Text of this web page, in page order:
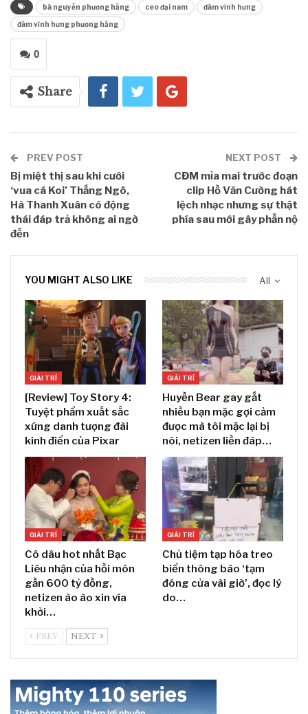
bà nguyễn phương hằng ceo đại nam đàm vĩnh hưng
đàm vĩnh hưng phương hằng
0
Share
PREV POST
Bị miệt thị sau khi cưới
‘vua cá Koi’ Thắng Ngô,
Hà Thanh Xuân có động
thái đáp trả không ai ngờ
đến
NEXT POST
CĐM mỉa mai trước đoạn
clip Hồ Văn Cường hát
lệch nhạc nhưng sự thật
phía sau mới gây phẫn nộ
All
YOU MIGHT ALSO LIKE
GIẢI TRÍ
[Review] Toy Story 4:
Tuyệt phẩm xuất sắc
xứng danh tượng đài
kinh điển của Pixar
GIẢI TRÍ
Huyền Bear gay gắt
nhiều bạn mặc gợi cảm
được mà tôi mặc lại bị
nói, netizen liền đáp…
GIẢI TRÍ
Cô dâu hot nhất Bạc
Liêu nhận của hồi môn
gần 600 tỷ đồng,
netizen ào ào xin vía
khởi…
GIẢI TRÍ
Chủ tiệm tạp hóa treo
biển thông báo ‘tạm
đóng cửa vài giờ’, đọc lý
do…
PREV NEXT